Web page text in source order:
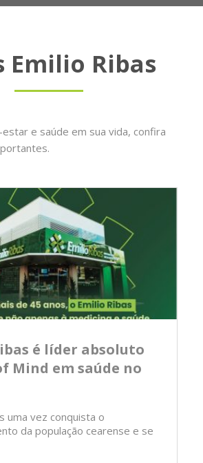
Emilio Ribas
e saúde em sua vida, confira
é líder absoluto
Mind em saúde no
uma vez conquista o
da população cearense e se